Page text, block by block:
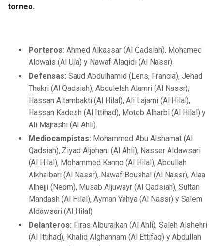
torneo.
Porteros: Ahmed Alkassar (Al Qadsiah), Mohamed
Alowais (Al Ula) y Nawaf Alaqidi (Al Nassr).
Defensas: Saud Abdulhamid (Lens, Francia), Jehad
Thakri (Al Qadsiah), Abdulelah Alamri (Al Nassr),
Hassan Altambakti (Al Hilal), Ali Lajami (Al Hilal),
Hassan Kadesh (Al Ittihad), Moteb Alharbi (Al Hilal) y
Ali Majrashi (Al Ahli).
Mediocampistas: Mohammed Abu Alshamat (Al
Qadsiah), Ziyad Aljohani (Al Ahli), Nasser Aldawsari
(Al Hilal), Mohammed Kanno (Al Hilal), Abdullah
Alkhaibari (Al Nassr), Nawaf Boushal (Al Nassr), Alaa
Alhejji (Neom), Musab Aljuwayr (Al Qadsiah), Sultan
Mandash (Al Hilal), Ayman Yahya (Al Nassr) y Salem
Aldawsari (Al Hilal)
Delanteros: Firas Alburaikan (Al Ahli), Saleh Alshehri
(Al Ittihad), Khalid Alghannam (Al Ettifaq) y Abdullah